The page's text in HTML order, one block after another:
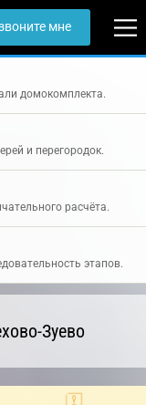
мне
домокомплекта.
и перегородок.
расчёта.
этапов.
Зуево